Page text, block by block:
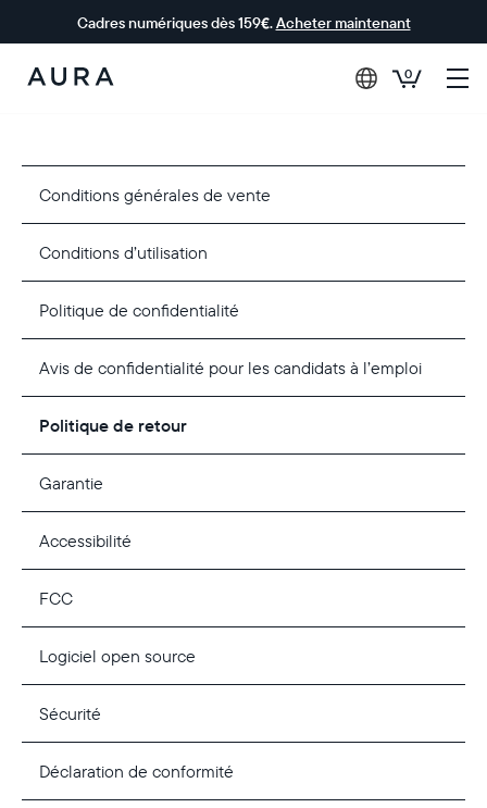
Cadres numériques dès 159€.Acheter maintenant
Aura Frames
0
Conditions générales de vente
Conditions d’utilisation
Politique de confidentialité
Avis de confidentialité pour les candidats à l’emploi
Politique de retour
Garantie
Accessibilité
FCC
Logiciel open source
Sécurité
Déclaration de conformité